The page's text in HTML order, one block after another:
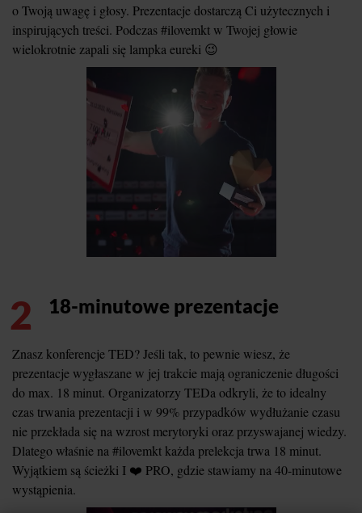
o Twoją uwagę i głosy. Prezentacje dostarczą Ci użytecznych i
inspirujących treści. Podczas #ilovemkt w Twojej głowie
wielokrotnie zapali się lampka eureki 😉
2 18-minutowe prezentacje
Znasz konferencje TED? Jeśli tak, to pewnie wiesz, że
prezentacje wygłaszane w jej trakcie mają ograniczenie długości
do max. 18 minut. Organizatorzy TEDa odkryli, że to idealny
czas trwania prezentacji i w 99% przypadków wydłużanie czasu
nie przekłada się na wzrost merytoryki oraz przyswajanej wiedzy.
Dlatego właśnie na #ilovemkt każda prelekcja trwa 18 minut.
Wyjątkiem są ścieżki I ❤️ PRO, gdzie stawiamy na 40-minutowe
wystąpienia.